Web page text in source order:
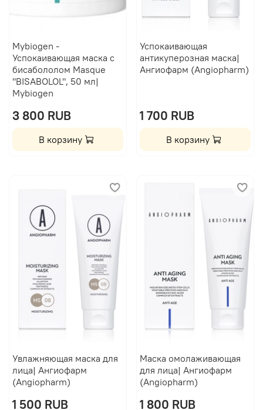
Mybiogen -
Успокаивающая маска с
бисабололом Masque
"BISABOLOL", 50 мл|
Mybiogen
3 800 RUB
В корзину
Успокаивающая
антикуперозная маска|
Ангиофарм (Angiopharm)
1 700 RUB
В корзину
Увлажняющая маска для
лица| Ангиофарм
(Angiopharm)
1 500 RUB
Маска омолаживающая
для лица| Ангиофарм
(Angiopharm)
1 800 RUB